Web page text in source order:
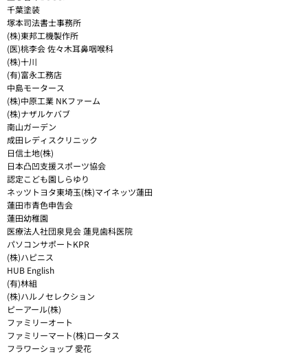
千葉塗装
塚本司法書士事務所
(株)東邦工機製作所
(医)桃李会 佐々木耳鼻咽喉科
(株)十川
(有)富永工務店
中島モータース
(株)中原工業 NKファーム
(株)ナザルケバブ
南山ガーデン
成田レディスクリニック
日信土地(株)
日本凸凹支援スポーツ協会
認定こども園しらゆり
ネッツトヨタ東埼玉(株)マイネッツ蓮田
蓮田市青色申告会
蓮田幼稚園
医療法人社団泉見会 蓮見歯科医院
パソコンサポートKPR
(株)ハピニス
HUB English
(有)林組
(株)ハルノセレクション
ピーアール(株)
ファミリーオート
ファミリーマート(株)ロータス
フラワーショップ 愛花